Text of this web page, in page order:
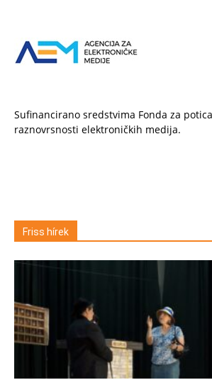
Sufinancirano sredstvima Fonda za
raznovrsnosti elektroničkih medija.
Friss hírek